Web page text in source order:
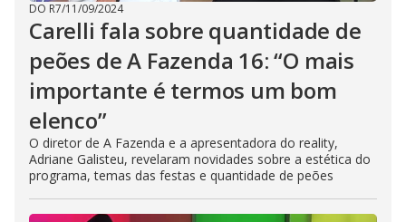
DO R7/11/09/2024
Carelli fala sobre quantidade de
peões de A Fazenda 16: “O mais
importante é termos um bom
elenco”
O diretor de A Fazenda e a apresentadora do reality,
Adriane Galisteu, revelaram novidades sobre a estética do
programa, temas das festas e quantidade de peões